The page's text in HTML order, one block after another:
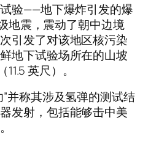
验——地下爆炸引发的爆
地震，震动了朝中边境
引发了对该地区核污染
地下试验场所在的山坡
英尺）。
并称其涉及氢弹的测试结
发射，包括能够击中美